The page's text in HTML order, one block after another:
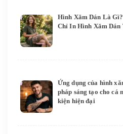
Hình Xăm Dán Là
Chỉ In Hình Xăm Dán
Ứng dụng của hình
pháp sáng tạo cho cá
kiện hiện đại